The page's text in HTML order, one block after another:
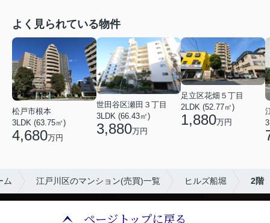
よく見られている物件
松戸市根本
3LDK (63.75㎡)
4,680万円
世田谷区瀬田３丁目
3LDK (66.43㎡)
3,880万円
足立区花畑５丁目
2LDK (52.77㎡)
1,880万円
ム 江戸川区のマンション(売買)一覧 ヒルズ船堀 2階
ページトップに戻る